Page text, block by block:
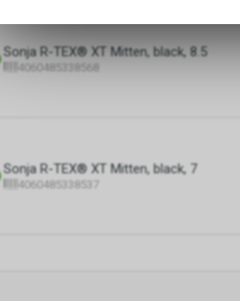
Sonja R-TEX® XT Mitten, black, 8.5
4060485338568
Sonja R-TEX® XT Mitten, black, 7
4060485338537
zulassen.